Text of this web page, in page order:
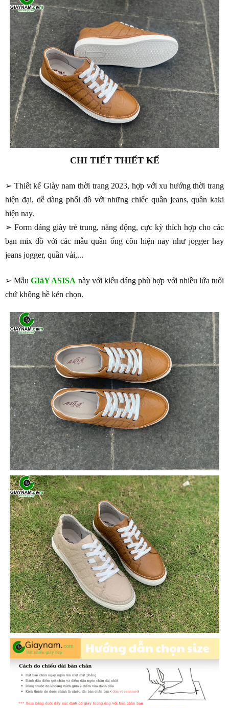
CHI TIẾT THIẾT KẾ
➢ Thiết kế Giày nam thời trang 2023, hợp với xu hướng thời trang
hiện đại, dễ dàng phối đồ với những chiếc quần jeans, quần kaki
hiện nay.
➢ Form dáng giày trẻ trung, năng động, cực kỳ thích hợp cho các
bạn mix đồ với các mẫu quần ống côn hiện nay như jogger hay
jeans jogger, quần vải,...
➢ MẫuGIàY ASISA này với kiểu dáng phù hợp với nhiều lứa tuổi
chứ không hề kén chọn.